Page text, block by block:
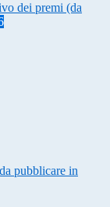
dei premi (da
pubblicare in